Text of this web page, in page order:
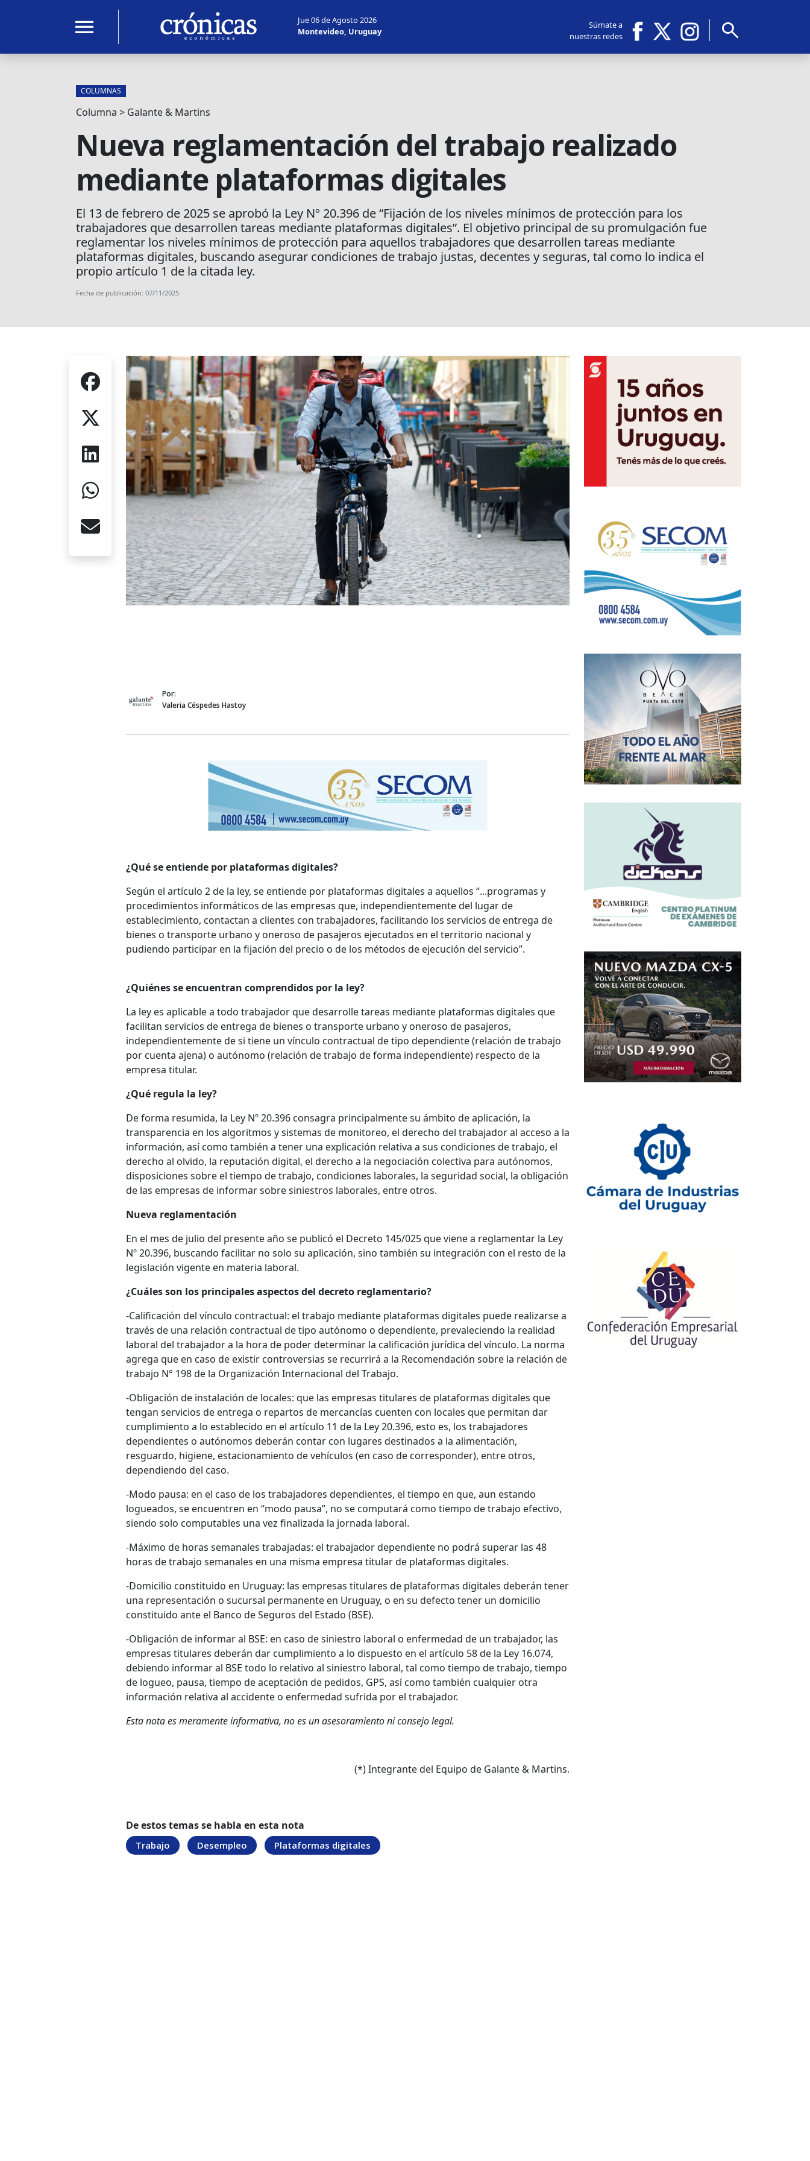
menu
Jue 06 de Agosto 2026
Montevideo, Uruguay
Súmate a
nuestras redes
search
COLUMNAS
Columna > Galante & Martins
Nueva reglamentación del trabajo realizado
mediante plataformas digitales
El 13 de febrero de 2025 se aprobó la Ley Nº 20.396 de “Fijación de los niveles mínimos de protección para los
trabajadores que desarrollen tareas mediante plataformas digitales”. El objetivo principal de su promulgación fue
reglamentar los niveles mínimos de protección para aquellos trabajadores que desarrollen tareas mediante
plataformas digitales, buscando asegurar condiciones de trabajo justas, decentes y seguras, tal como lo indica el
propio artículo 1 de la citada ley.
Fecha de publicación: 07/11/2025
Por:
Valeria Céspedes Hastoy
¿Qué se entiende por plataformas digitales?
Según el artículo 2 de la ley, se entiende por plataformas digitales a aquellos “...programas y
procedimientos informáticos de las empresas que, independientemente del lugar de
establecimiento, contactan a clientes con trabajadores, facilitando los servicios de entrega de
bienes o transporte urbano y oneroso de pasajeros ejecutados en el territorio nacional y
pudiendo participar en la fijación del precio o de los métodos de ejecución del servicio”.
¿Quiénes se encuentran comprendidos por la ley?
La ley es aplicable a todo trabajador que desarrolle tareas mediante plataformas digitales que
facilitan servicios de entrega de bienes o transporte urbano y oneroso de pasajeros,
independientemente de si tiene un vínculo contractual de tipo dependiente (relación de trabajo
por cuenta ajena) o autónomo (relación de trabajo de forma independiente) respecto de la
empresa titular.
¿Qué regula la ley?
De forma resumida, la Ley Nº 20.396 consagra principalmente su ámbito de aplicación, la
transparencia en los algoritmos y sistemas de monitoreo, el derecho del trabajador al acceso a la
información, así como también a tener una explicación relativa a sus condiciones de trabajo, el
derecho al olvido, la reputación digital, el derecho a la negociación colectiva para autónomos,
disposiciones sobre el tiempo de trabajo, condiciones laborales, la seguridad social, la obligación
de las empresas de informar sobre siniestros laborales, entre otros.
Nueva reglamentación
En el mes de julio del presente año se publicó el Decreto 145/025 que viene a reglamentar la Ley
Nº 20.396, buscando facilitar no solo su aplicación, sino también su integración con el resto de la
legislación vigente en materia laboral.
¿Cuáles son los principales aspectos del decreto reglamentario?
-Calificación del vínculo contractual: el trabajo mediante plataformas digitales puede realizarse a
través de una relación contractual de tipo autónomo o dependiente, prevaleciendo la realidad
laboral del trabajador a la hora de poder determinar la calificación jurídica del vínculo. La norma
agrega que en caso de existir controversias se recurrirá a la Recomendación sobre la relación de
trabajo N° 198 de la Organización Internacional del Trabajo.
-Obligación de instalación de locales: que las empresas titulares de plataformas digitales que
tengan servicios de entrega o repartos de mercancías cuenten con locales que permitan dar
cumplimiento a lo establecido en el artículo 11 de la Ley 20.396, esto es, los trabajadores
dependientes o autónomos deberán contar con lugares destinados a la alimentación,
resguardo, higiene, estacionamiento de vehículos (en caso de corresponder), entre otros,
dependiendo del caso.
-Modo pausa: en el caso de los trabajadores dependientes, el tiempo en que, aun estando
logueados, se encuentren en “modo pausa”, no se computará como tiempo de trabajo efectivo,
siendo solo computables una vez finalizada la jornada laboral.
-Máximo de horas semanales trabajadas: el trabajador dependiente no podrá superar las 48
horas de trabajo semanales en una misma empresa titular de plataformas digitales.
-Domicilio constituido en Uruguay: las empresas titulares de plataformas digitales deberán tener
una representación o sucursal permanente en Uruguay, o en su defecto tener un domicilio
constituido ante el Banco de Seguros del Estado (BSE).
-Obligación de informar al BSE: en caso de siniestro laboral o enfermedad de un trabajador, las
empresas titulares deberán dar cumplimiento a lo dispuesto en el artículo 58 de la Ley 16.074,
debiendo informar al BSE todo lo relativo al siniestro laboral, tal como tiempo de trabajo, tiempo
de logueo, pausa, tiempo de aceptación de pedidos, GPS, así como también cualquier otra
información relativa al accidente o enfermedad sufrida por el trabajador.
Esta nota es meramente informativa, no es un asesoramiento ni consejo legal.
(*) Integrante del Equipo de Galante & Martins.
De estos temas se habla en esta nota
Trabajo Desempleo Plataformas digitales